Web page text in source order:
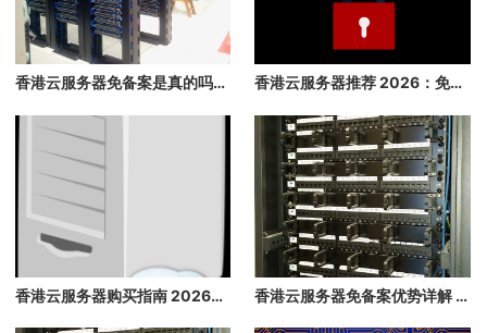
香港云服务器免备案是真的吗？2026 年最详细的免备案指南，3 分钟快速上线 香港云服务器推荐 2026：免备案、速度快、稳定性高的香港云主机推荐
香港云服务器购买指南 2026：免备案、高速、稳定的海外云主机推荐 香港云服务器免备案优势详解 2026：快速上线，无需等待备案